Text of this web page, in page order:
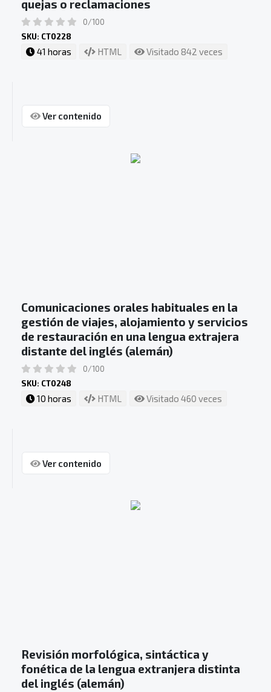
quejas o reclamaciones
0/100
SKU: CT0228
41 horas HTML Visitado 842 veces
Ver contenido
Comunicaciones orales habituales en la
gestión de viajes, alojamiento y servicios
de restauración en una lengua extrajera
distante del inglés (alemán)
0/100
SKU: CT0248
10 horas HTML Visitado 460 veces
Ver contenido
Revisión morfológica, sintáctica y
fonética de la lengua extranjera distinta
del inglés (alemán)